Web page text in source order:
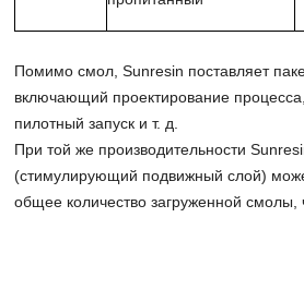
Помимо смол, Sunresin поставляет
включающий проектирование
пилотный запуск и т. д.
При той же производительности
(стимулирующий подвижный слой)
общее количество загруженной смолы,